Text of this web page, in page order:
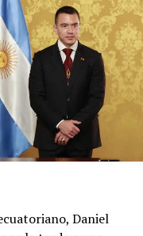
Médica de
se confirmaron
continúa el
tránsito en la zona,
Daniel